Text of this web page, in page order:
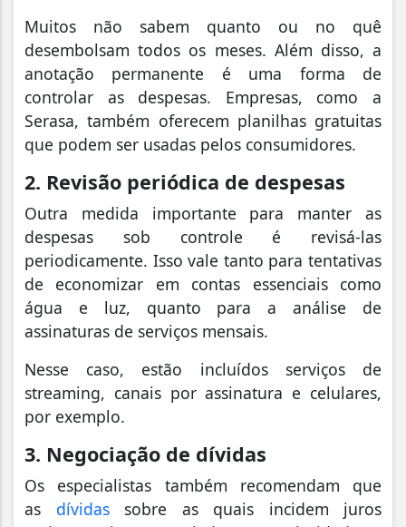
Muitos não sabem quanto ou no quê
desembolsam todos os meses. Além disso, a
anotação permanente é uma forma de
controlar as despesas. Empresas, como a
Serasa, também oferecem planilhas gratuitas
que podem ser usadas pelos consumidores.
2. Revisão periódica de despesas
Outra medida importante para manter as
despesas sob controle é revisá-las
periodicamente. Isso vale tanto para tentativas
de economizar em contas essenciais como
água e luz, quanto para a análise de
assinaturas de serviços mensais.
Nesse caso, estão incluídos serviços de
streaming, canais por assinatura e celulares,
por exemplo.
3. Negociação de dívidas
Os especialistas também recomendam que
as dívidassobre as quais incidem juros